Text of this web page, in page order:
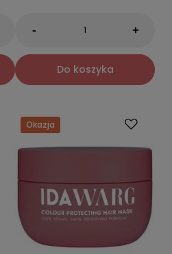
- +
Do koszyka
Okazja